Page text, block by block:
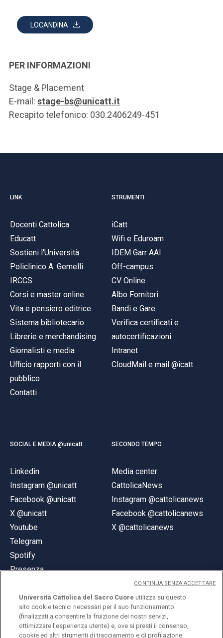
LOCANDINA
PER INFORMAZIONI
Stage & Placement
E-mail: stage-bs@unicatt.it
Recapito telefonico: 030.2406249-451
LINK
Docenti Cattolica
Educatt
Sostieni l'Università
Policlinico A. Gemelli
IRCCS
Corsi e master online
Vita e pensiero editrice
Sistema bibliotecario
Librerie e merchandising
Giornalisti e media
Ufficio rapporti con il
pubblico
Contatti
STRUMENTI
iCatt
Wifi e Eduroam
IDEM Garr AAI
Off-campus
CV Online
Albo Fornitori
Bandi e Gare
Verifica certificati e
autocertificazioni
Intranet
CloudMail e mail @icatt
SOCIAL E MEDIA @unicatt
Linkedin
Instagram @unicatt
Facebook @unicatt
X @unicatt
Youtube
Telegram
Spotify
Presenza
SECONDO TEMPO
Media center
CattolicaNews
Instagram @cattolicanews
Facebook @cattolicanews
X @cattolicanews
© Università Cattolica del Sacro Cuore
Università Cattolica del Sacro Cuore utilizza su questo
sito cookie tecnici necessari per il suo funzionamento
(finalizzati a consentire la fruizione dei nostri servizi,
ottimizzare l'esperienza utente) e, ove si presti il consenso,
cookie ed altri strumenti di tracciamento e di profilazione
CONTINUA SENZA ACCETTARE